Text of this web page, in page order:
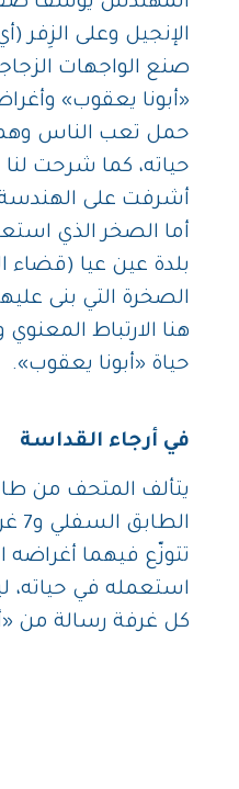
الإنجيل وعلى الزِفر
صنع الواجهات
«أبونا يعقوب»
حمل تعب الناس
حياته، كما شرحت لنا
أشرفت على الهندسة
أما الصخر الذي
بلدة عين عيا (قضاء
الصخرة التي بنى
هنا الارتباط المعنوي
حياة «أبونا يعقوب».
في أرجاء القداسة
يتألف المتحف من
تتوزّع فيهما
استعمله في حياته،
كل غرفة رسالة من